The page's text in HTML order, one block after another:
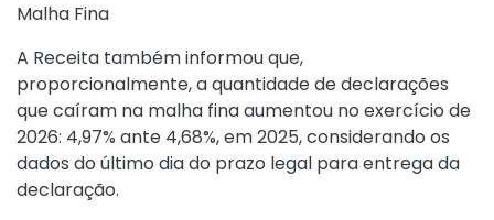
Malha Fina
A Receita também informou que,
proporcionalmente, a quantidade de declarações
que caíram na malha fina aumentou no exercício de
2026: 4,97% ante 4,68%, em 2025, considerando os
dados do último dia do prazo legal para entrega da
declaração.